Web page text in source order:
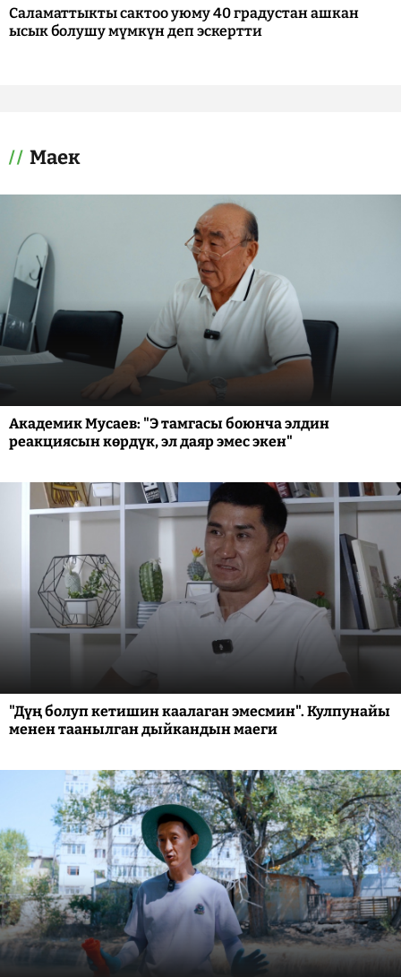
Саламаттыкты сактоо уюму 40 градустан ашкан
ысык болушу мүмкүн деп эскертти
Маек
Академик Мусаев: "Э тамгасы боюнча элдин
реакциясын көрдүк, эл даяр эмес экен"
"Дүң болуп кетишин каалаган эмесмин". Кулпунайы
менен таанылган дыйкандын маеги